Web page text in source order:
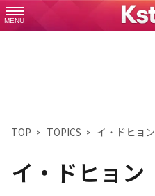
MENU
TOP TOPICS イ・ドヒョン
イ・ドヒョン